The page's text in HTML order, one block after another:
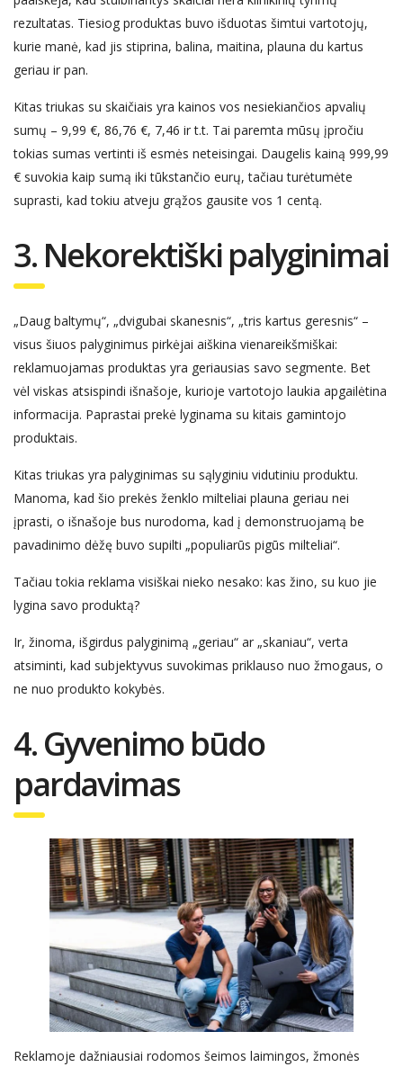
rezultatas. Tiesiog produktas buvo išduotas šimtui vartotojų,
kurie manė, kad jis stiprina, balina, maitina, plauna du kartus
geriau ir pan.
Kitas triukas su skaičiais yra kainos vos nesiekiančios apvalių
sumų – 9,99 €, 86,76 €, 7,46 ir t.t. Tai paremta mūsų įpročiu
tokias sumas vertinti iš esmės neteisingai. Daugelis kainą 999,99
€ suvokia kaip sumą iki tūkstančio eurų, tačiau turėtumėte
suprasti, kad tokiu atveju grąžos gausite vos 1 centą.
3. Nekorektiški palyginimai
„Daug baltymų“, „dvigubai skanesnis“, „tris kartus geresnis“ –
visus šiuos palyginimus pirkėjai aiškina vienareikšmiškai:
reklamuojamas produktas yra geriausias savo segmente. Bet
vėl viskas atsispindi išnašoje, kurioje vartotojo laukia apgailėtina
informacija. Paprastai prekė lyginama su kitais gamintojo
produktais.
Kitas triukas yra palyginimas su sąlyginiu vidutiniu produktu.
Manoma, kad šio prekės ženklo milteliai plauna geriau nei
įprasti, o išnašoje bus nurodoma, kad į demonstruojamą be
pavadinimo dėžę buvo supilti „populiarūs pigūs milteliai“.
Tačiau tokia reklama visiškai nieko nesako: kas žino, su kuo jie
lygina savo produktą?
Ir, žinoma, išgirdus palyginimą „geriau“ ar „skaniau“, verta
atsiminti, kad subjektyvus suvokimas priklauso nuo žmogaus, o
ne nuo produkto kokybės.
4.Gyvenimo būdo
pardavimas
Reklamoje dažniausiai rodomos šeimos laimingos, žmonės